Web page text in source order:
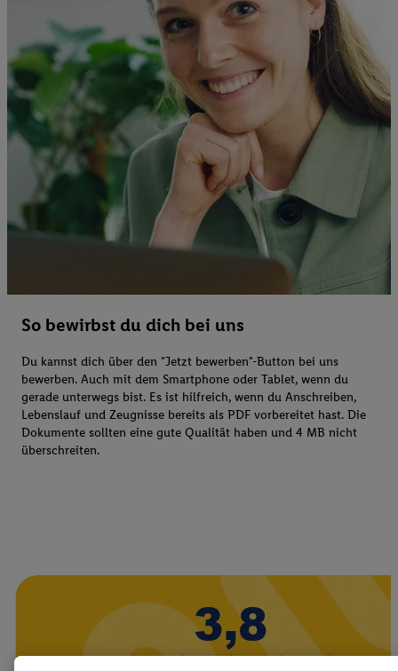
So bewirbst du dich bei uns
Du kannst dich über den "Jetzt bewerben"-Button bei uns
bewerben. Auch mit dem Smartphone oder Tablet, wenn du
gerade unterwegs bist. Es ist hilfreich, wenn du Anschreiben,
Lebenslauf und Zeugnisse bereits als PDF vorbereitet hast. Die
Dokumente sollten eine gute Qualität haben und 4 MB nicht
überschreiten.